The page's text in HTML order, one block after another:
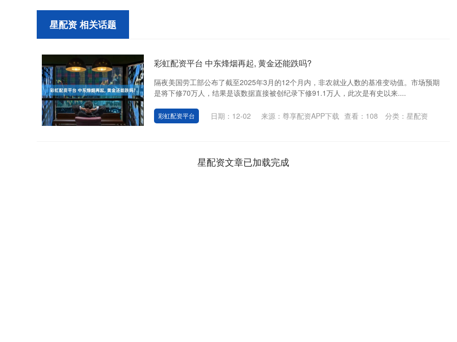
星配资 相关话题
彩虹配资平台 中东烽烟再起, 黄金还能跌吗?
隔夜美国劳工部公布了截至2025年3月的12个月内，非农就业人数的基准变动值。市场预期
是将下修70万人，结果是该数据直接被创纪录下修91.1万人，此次是有史以来....
彩虹配资平台 日期：12-02 来源：尊享配资APP下载 查看： 108 分类： 星配资
星配资文章已加载完成